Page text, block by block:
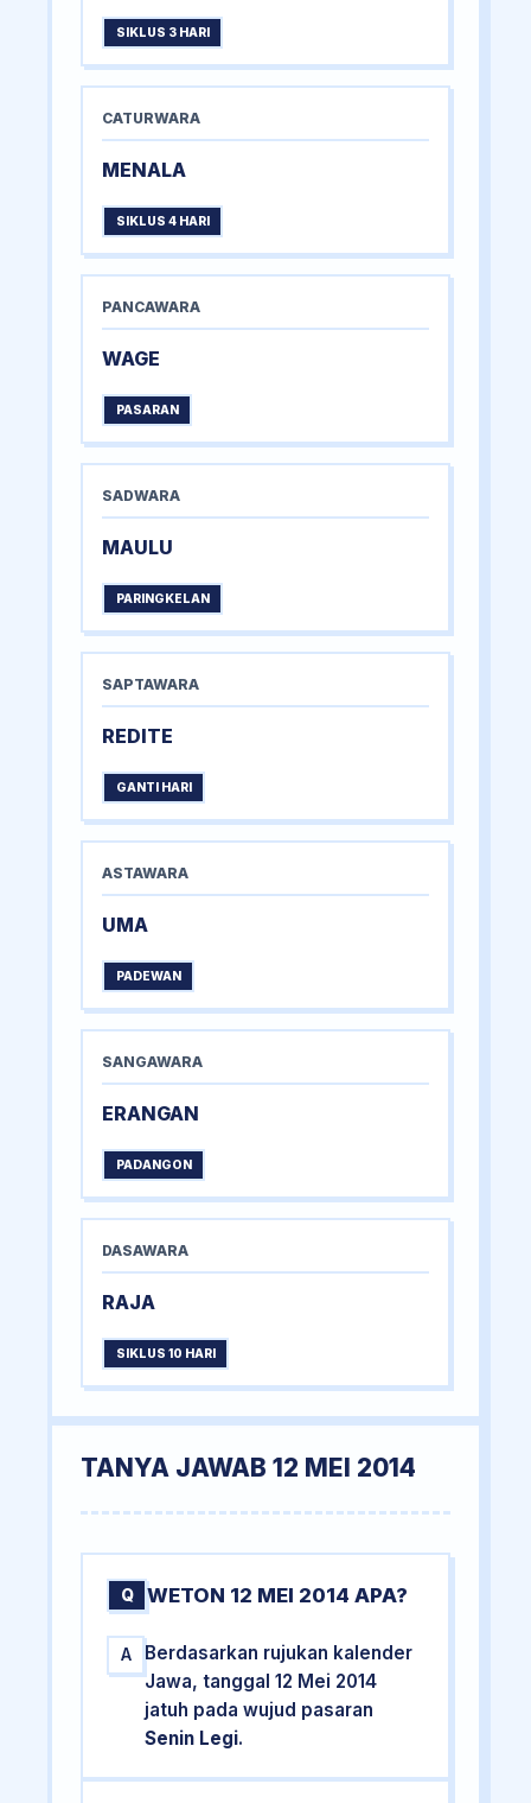
SIKLUS 3 HARI
CATURWARA
MENALA
SIKLUS 4 HARI
PANCAWARA
WAGE
PASARAN
SADWARA
MAULU
PARINGKELAN
SAPTAWARA
REDITE
GANTI HARI
ASTAWARA
UMA
PADEWAN
SANGAWARA
ERANGAN
PADANGON
DASAWARA
RAJA
SIKLUS 10 HARI
TANYA JAWAB 12 MEI 2014
Q WETON 12 MEI 2014 APA?
A
Berdasarkan rujukan kalender
Jawa, tanggal 12 Mei 2014
jatuh pada wujud pasaran
Senin Legi.